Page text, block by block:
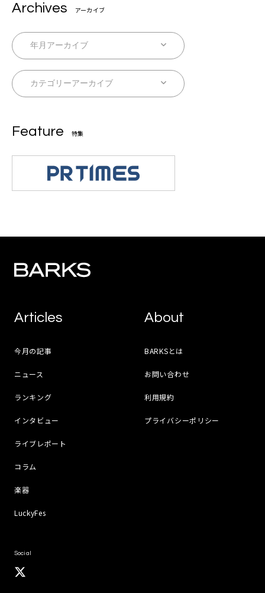
Archives アーカイブ
Feature 特集
Articles
今月の記事
ニュース
ランキング
インタビュー
ライブレポート
コラム
楽器
LuckyFes
About
BARKSとは
お問い合わせ
利用規約
プライバシーポリシー
Social